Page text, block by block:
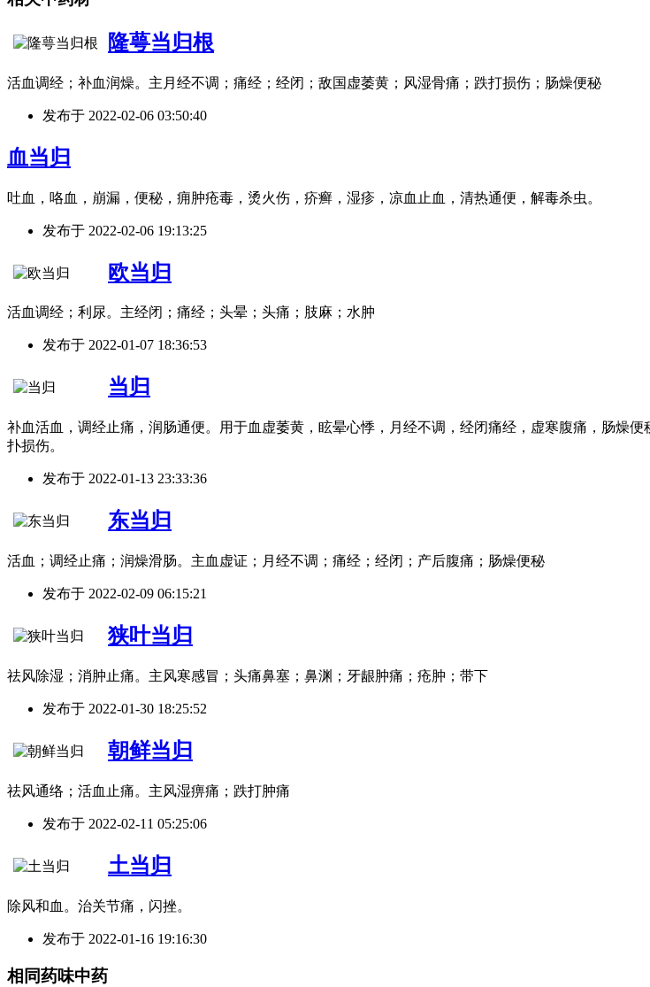
隆萼当归根
活血调经；补血润燥。主月经不调；痛经；经闭；敌国虚萎黄；风湿骨痛；跌打损伤；肠燥便秘
发布于 2022-02-06 03:50:40
血当归
吐血，咯血，崩漏，便秘，痈肿疮毒，烫火伤，疥癣，湿疹，凉血止血，清热通便，解毒杀虫。
发布于 2022-02-06 19:13:25
欧当归
活血调经；利尿。主经闭；痛经；头晕；头痛；肢麻；水肿
发布于 2022-01-07 18:36:53
当归
补血活血，调经止痛，润肠通便。用于血虚萎黄，眩晕心悸，月经不调，经闭痛经，虚寒腹痛，肠燥
扑损伤。
发布于 2022-01-13 23:33:36
东当归
活血；调经止痛；润燥滑肠。主血虚证；月经不调；痛经；经闭；产后腹痛；肠燥便秘
发布于 2022-02-09 06:15:21
狭叶当归
祛风除湿；消肿止痛。主风寒感冒；头痛鼻塞；鼻渊；牙龈肿痛；疮肿；带下
发布于 2022-01-30 18:25:52
朝鲜当归
祛风通络；活血止痛。主风湿痹痛；跌打肿痛
发布于 2022-02-11 05:25:06
土当归
除风和血。治关节痛，闪挫。
发布于 2022-01-16 19:16:30
相同药味中药